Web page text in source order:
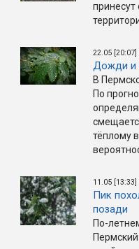
22.05 [20:07]
Дожди и
В
По
тёплому
11.05 [13:33]
Пик
позади
По-